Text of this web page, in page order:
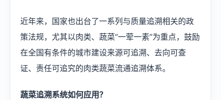
近年来，国家也出台了一系列与质量追溯相关的政
策法规，尤其以肉类、蔬菜“一荤一素”为重点，鼓励
在全国有条件的城市建设来源可追溯、去向可查
证、责任可追究的肉类蔬菜流通追溯体系。
蔬菜追溯系统如何应用？